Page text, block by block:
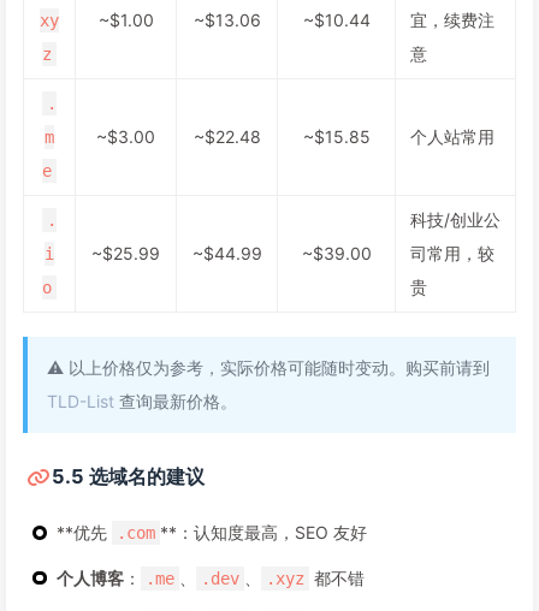
xy
z
~$1.00 ~$13.06 ~$10.44
宜，续费注
意
.
m
e
~$3.00 ~$22.48 ~$15.85 个人站常用
.
i
o
~$25.99 ~$44.99 ~$39.00
科技/创业公
司常用，较
贵
⚠️ 以上价格仅为参考，实际价格可能随时变动。购买前请到
TLD-List 查询最新价格。
5.5 选域名的建议
**优先 .com **：认知度最高，SEO 友好
个人博客： .me .dev .xyz 都不错